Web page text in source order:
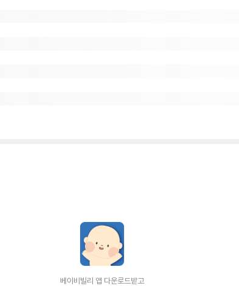
베이비빌리 앱 다운로드받고